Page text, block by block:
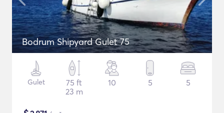
Bodrum Shipyard Gulet 75
Gulet
75 ft
23 m
10 5 5